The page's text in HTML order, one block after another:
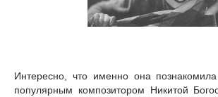
Интересно, что именно она
популярным композитором Никитой